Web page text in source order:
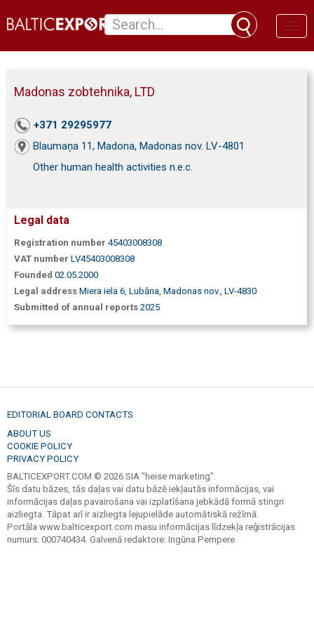
Madonas zobtehnika, LTD
+371 29295977
Blaumaņa 11, Madona, Madonas nov. LV-4801
Other human health activities n.e.c.
Legal data
Registration number 45403008308
VAT number LV45403008308
Founded 02.05.2000
Legal address Miera iela 6, Lubāna, Madonas nov., LV-4830
Submitted of annual reports 2025
EDITORIAL BOARD CONTACTS
ABOUT US
COOKIE POLICY
PRIVACY POLICY
BALTICEXPORT.COM © 2026 SIA "heise marketing".
Šīs datu bāzes, tās daļas vai datu bāzē iekļautās informācijas, vai
informācijas daļas pavairošana vai izplatīšana jebkādā formā stingri
aizliegta. Tāpat arī ir aizliegta lejupielāde automātiskā režīmā.
Portāla www.balticexport.com masu informācijas līdzekļa reģistrācijas
numurs: 000740434. Galvenā redaktore: Ingūna Pempere.